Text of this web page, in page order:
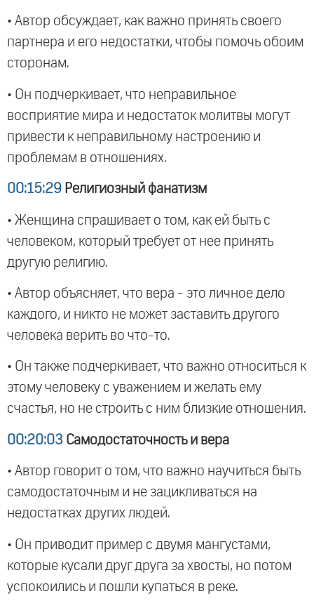
• Автор обсуждает, как важно принять своего
партнера и его недостатки, чтобы помочь обоим
сторонам.
• Он подчеркивает, что неправильное
восприятие мира и недостаток молитвы могут
привести к неправильному настроению и
проблемам в отношениях.
00:15:29 Религиозный фанатизм
• Женщина спрашивает о том, как ей быть с
человеком, который требует от нее принять
другую религию.
• Автор объясняет, что вера - это личное дело
каждого, и никто не может заставить другого
человека верить во что-то.
• Он также подчеркивает, что важно относиться к
этому человеку с уважением и желать ему
счастья, но не строить с ним близкие отношения.
00:20:03 Самодостаточность и вера
• Автор говорит о том, что важно научиться быть
самодостаточным и не зацикливаться на
недостатках других людей.
• Он приводит пример с двумя мангустами,
которые кусали друг друга за хвосты, но потом
успокоились и пошли купаться в реке.